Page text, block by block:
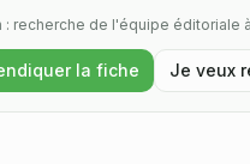
: recherche de l'équipe éditoriale
la fiche Je veux